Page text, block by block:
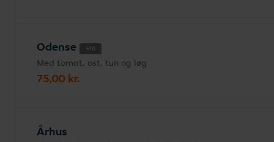
Odense +16
Med tomat, ost, tun og løg
75,00 kr.
Århus